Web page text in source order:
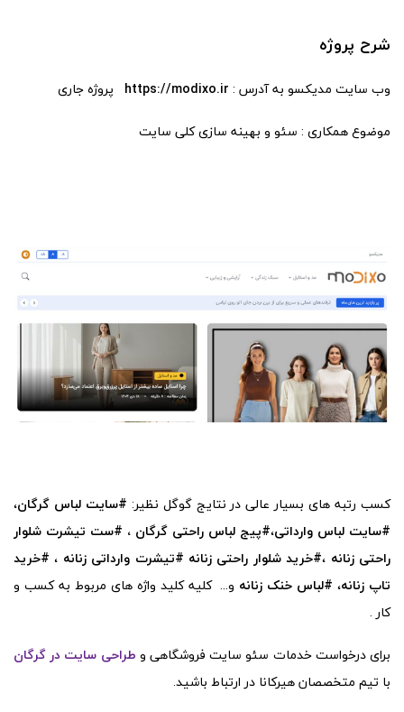
شرح پروژه
وب سایت مدیکسو به آدرس : https://modixo.ir پروژه جاری
موضوع همکاری : سئو و بهینه سازی کلی سایت
کسب رتبه های بسیار عالی در نتایج گوگل نظیر: #سایت لباس گرگان،
#سایت لباس وارداتی،#پیج لباس راحتی گرگان ، #ست تیشرت شلوار
راحتی زنانه ،#خرید شلوار راحتی زنانه #تیشرت وارداتی زنانه ، #خرید
تاپ زنانه، #لباس خنک زنانه و... کلیه کلید واژه های مربوط به کسب و
کار .
برای درخواست خدمات سئو سایت فروشگاهی و طراحی سایت در گرگان
با تیم متخصصان هیرکانا در ارتباط باشید.